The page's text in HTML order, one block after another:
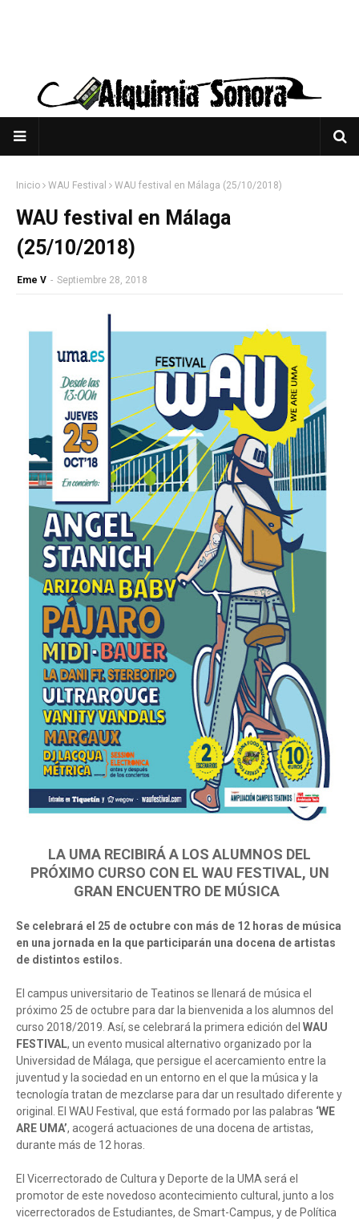
Inicio WAU Festival WAU festival en Málaga (25/10/2018)
WAU festival en Málaga
(25/10/2018)
Eme V - Septiembre 28, 2018
LA UMA RECIBIRÁ A LOS ALUMNOS DEL
PRÓXIMO CURSO CON EL WAU FESTIVAL, UN
GRAN ENCUENTRO DE MÚSICA
Se celebrará el 25 de octubre con más de 12 horas de música
en una jornada en la que participarán una docena de artistas
de distintos estilos.
El campus universitario de Teatinos se llenará de música el
próximo 25 de octubre para dar la bienvenida a los alumnos del
curso 2018/2019. Así, se celebrará la primera edición del WAU
FESTIVAL, un evento musical alternativo organizado por la
Universidad de Málaga, que persigue el acercamiento entre la
juventud y la sociedad en un entorno en el que la música y la
tecnología tratan de mezclarse para dar un resultado diferente y
original. El WAU Festival, que está formado por las palabras ‘WE
ARE UMA’, acogerá actuaciones de una docena de artistas,
durante más de 12 horas.
El Vicerrectorado de Cultura y Deporte de la UMA será el
promotor de este novedoso acontecimiento cultural, junto a los
vicerrectorados de Estudiantes, de Smart-Campus, y de Política